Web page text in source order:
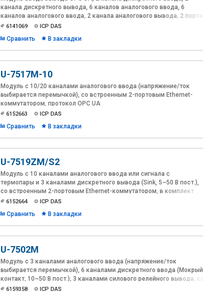
канала дискретного вывода, 6 каналов аналогового ввода, 6
каналов аналогового ввода, 2 канала аналогового вывода, 2 порта
Ethernet (встроенный коммутатор)
6141069 ICP DAS
Сравнить В закладки
U-7517M-10
Модуль с 10/20 каналами аналогового ввода (напряжение/ток
выбирается перемычкой), со встроенным 2-портовым Ethernet-
коммутатором, протокол OPC UA
6152663 ICP DAS
Сравнить В закладки
U-7519ZM/S2
Модуль с 10 каналами аналогового ввода или сигнала с
термопары и 3 каналами дискретного вывода (Sink, 5~50 В пост.),
со встроенным 2-портовым Ethernet-коммутатором, в комплект
поставки входит DB-1822 и и CA-252518D, протокол OPC UA
6152664 ICP DAS
Сравнить В закладки
U-7502M
Модуль с 3 каналами аналогового ввода (напряжение/ток
выбирается перемычкой), 6 каналами дискретного ввода (Мокрый
контакт, 10~50 В пост.), 3 каналами силового релейного вывода, со
встроенным 2-портовым Ethernet-коммутатором, протокол OPC UA
6159358 ICP DAS